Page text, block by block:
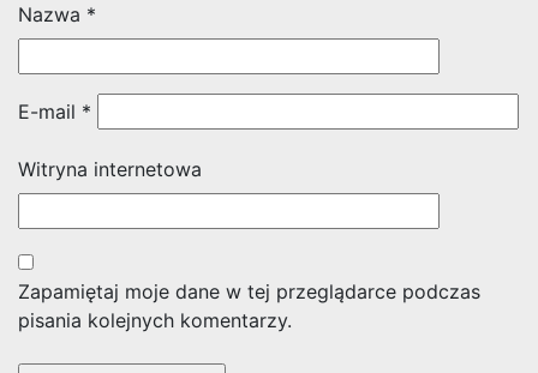
Nazwa *
E-mail *
Witryna internetowa
Zapamiętaj moje dane w tej przeglądarce podczas
pisania kolejnych komentarzy.